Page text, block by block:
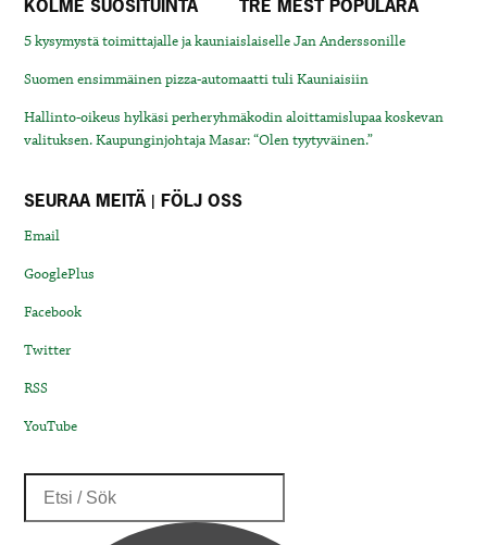
KOLME SUOSITUINTA TRE MEST POPULÄRA
5 kysymystä toimittajalle ja kauniaislaiselle Jan Anderssonille
Suomen ensimmäinen pizza-automaatti tuli Kauniaisiin
Hallinto-oikeus hylkäsi perheryhmäkodin aloittamislupaa koskevan
valituksen. Kaupunginjohtaja Masar: “Olen tyytyväinen.”
SEURAA MEITÄ | FÖLJ OSS
Email
GooglePlus
Facebook
Twitter
RSS
YouTube